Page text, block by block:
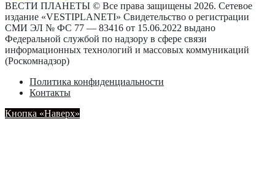
ВЕСТИ ПЛАНЕТЫ © Все права защищены 2026. Сетевое
издание «VESTIPLANETI» Свидетельство о регистрации
СМИ ЭЛ № ФС 77 — 83416 от 15.06.2022 выдано
Федеральной службой по надзору в сфере связи
информационных технологий и массовых коммуникаций
(Роскомнадзор)
Политика конфиденциальности
Контакты
Кнопка «Наверх»